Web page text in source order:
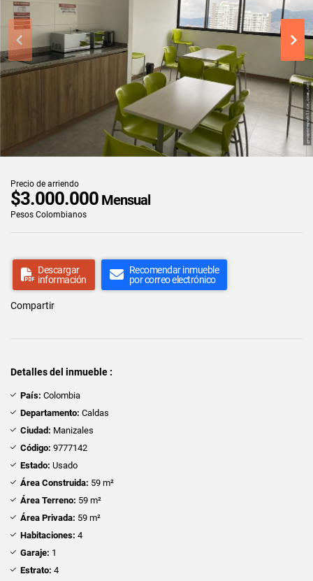
Precio de arriendo
$3.000.000 Mensual
Pesos Colombianos
Descargar
información
Recomendar inmueble
por correo electrónico
Compartir
Detalles del inmueble :
País: Colombia
Departamento: Caldas
Ciudad: Manizales
Código: 9777142
Estado: Usado
Área Construida: 59 m²
Área Terreno: 59 m²
Área Privada: 59 m²
Habitaciones: 4
Garaje: 1
Estrato: 4